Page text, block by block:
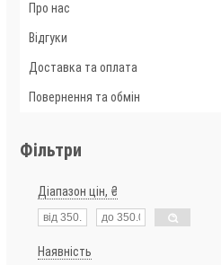
Про нас
Відгуки
Доставка та оплата
Повернення та обмін
Фільтри
Діапазон цін, ₴
Наявність